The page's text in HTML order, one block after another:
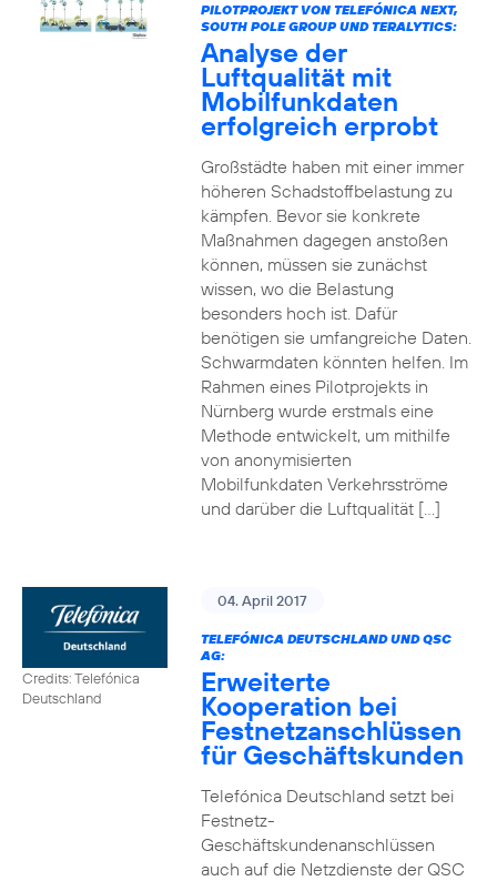
PILOTPROJEKT VON TELEFÓNICA NEXT,
SOUTH POLE GROUP UND TERALYTICS:
Analyse der
Luftqualität mit
Mobilfunkdaten
erfolgreich erprobt
Großstädte haben mit einer immer
höheren Schadstoffbelastung zu
kämpfen. Bevor sie konkrete
Maßnahmen dagegen anstoßen
können, müssen sie zunächst
wissen, wo die Belastung
besonders hoch ist. Dafür
benötigen sie umfangreiche Daten.
Schwarmdaten könnten helfen. Im
Rahmen eines Pilotprojekts in
Nürnberg wurde erstmals eine
Methode entwickelt, um mithilfe
von anonymisierten
Mobilfunkdaten Verkehrsströme
und darüber die Luftqualität […]
Credits: Telefónica
Deutschland
04. April 2017
TELEFÓNICA DEUTSCHLAND UND QSC
AG:
Erweiterte
Kooperation bei
Festnetzanschlüssen
für Geschäftskunden
Telefónica Deutschland setzt bei
Festnetz-
Geschäftskundenanschlüssen
auch auf die Netzdienste der QSC